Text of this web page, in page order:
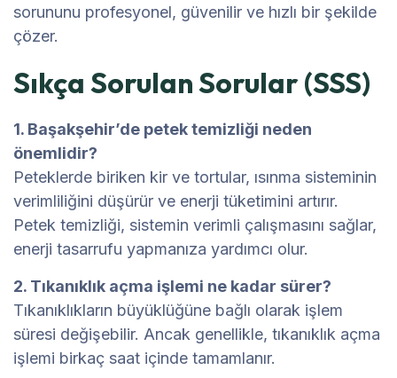
sorununu profesyonel, güvenilir ve hızlı bir şekilde
çözer.
Sıkça Sorulan Sorular (SSS)
1. Başakşehir’de petek temizliği neden
önemlidir?
Peteklerde biriken kir ve tortular, ısınma sisteminin
verimliliğini düşürür ve enerji tüketimini artırır.
Petek temizliği, sistemin verimli çalışmasını sağlar,
enerji tasarrufu yapmanıza yardımcı olur.
2. Tıkanıklık açma işlemi ne kadar sürer?
Tıkanıklıkların büyüklüğüne bağlı olarak işlem
süresi değişebilir. Ancak genellikle, tıkanıklık açma
işlemi birkaç saat içinde tamamlanır.